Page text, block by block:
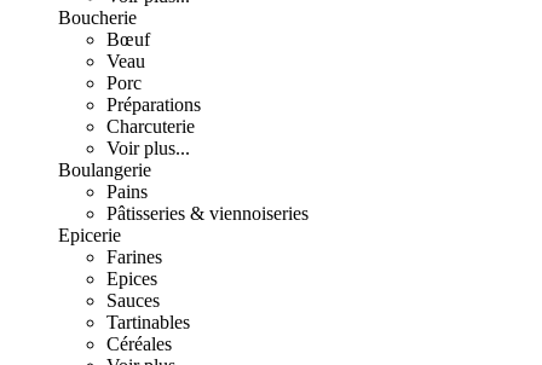
Boucherie
Bœuf
Veau
Porc
Préparations
Charcuterie
Voir plus...
Boulangerie
Pains
Pâtisseries & viennoiseries
Epicerie
Farines
Epices
Sauces
Tartinables
Céréales